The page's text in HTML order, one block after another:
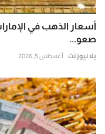
صعو...
يلا نيوز نت أغسطس 5, 2026